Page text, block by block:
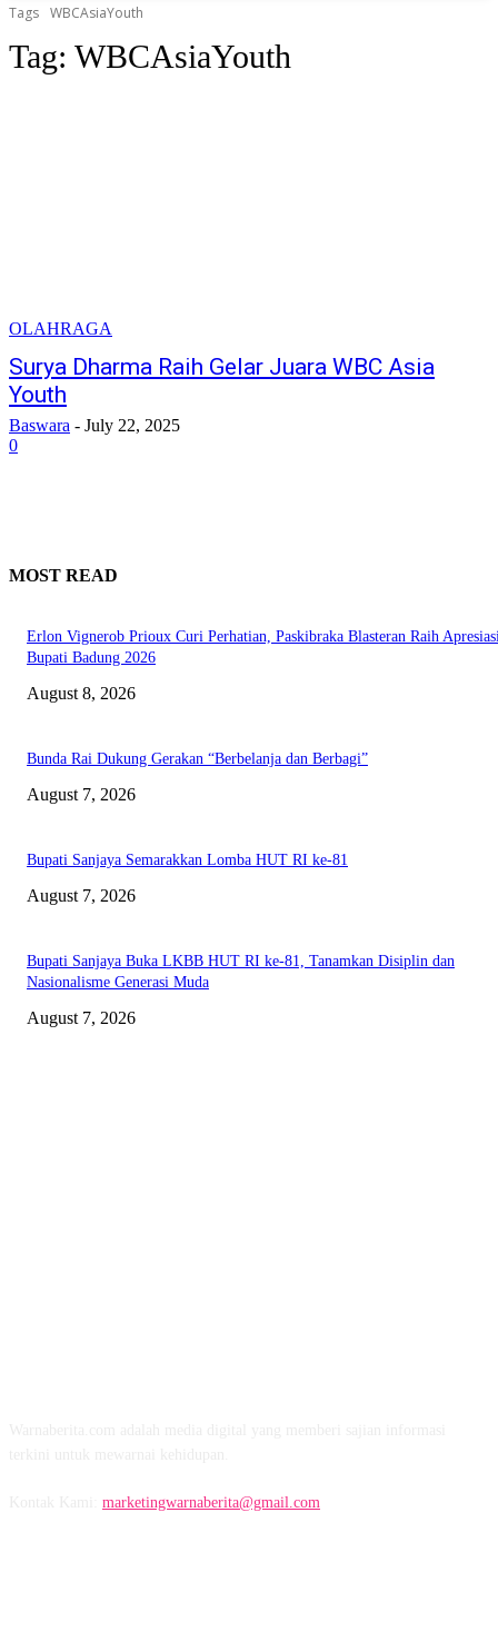
Tags WBCAsiaYouth
Tag: WBCAsiaYouth
OLAHRAGA
Surya Dharma Raih Gelar Juara WBC Asia
Youth
Baswara - July 22, 2025
0
MOST READ
Erlon Vignerob Prioux Curi Perhatian, Paskibraka Blasteran Raih
Bupati Badung 2026
August 8, 2026
Bunda Rai Dukung Gerakan “Berbelanja dan Berbagi”
August 7, 2026
Bupati Sanjaya Semarakkan Lomba HUT RI ke-81
August 7, 2026
Bupati Sanjaya Buka LKBB HUT RI ke-81, Tanamkan Disiplin dan
Nasionalisme Generasi Muda
August 7, 2026
marketingwarnaberita@gmail.com